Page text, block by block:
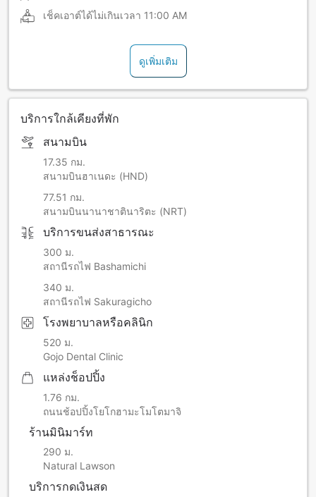
เช็คเอาต์ได้ไม่เกินเวลา 11:00 AM
ดูเพิ่มเติม
บริการใกล้เคียงที่พัก
สนามบิน
17.35 กม.
สนามบินฮาเนดะ (HND)
77.51 กม.
สนามบินนานาชาตินาริตะ (NRT)
บริการขนส่งสาธารณะ
300 ม.
สถานีรถไฟ Bashamichi
340 ม.
สถานีรถไฟ Sakuragicho
โรงพยาบาลหรือคลินิก
520 ม.
Gojo Dental Clinic
แหล่งช็อปปิ้ง
1.76 กม.
ถนนช้อปปิ้งโยโกฮามะโมโตมาจิ
ร้านมินิมาร์ท
290 ม.
Natural Lawson
บริการกดเงินสด